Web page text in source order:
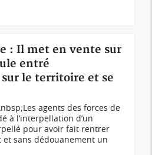
: Il met en vente sur
entré
le territoire et se
agents des forces de
à l’interpellation d’un
pour avoir fait rentrer
sans dédouanement un